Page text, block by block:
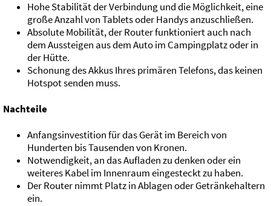
Hohe Stabilität der Verbindung und die Möglichkeit, eine
große Anzahl von Tablets oder Handys anzuschließen.
Absolute Mobilität, der Router funktioniert auch nach
dem Aussteigen aus dem Auto im Campingplatz oder in
der Hütte.
Schonung des Akkus Ihres primären Telefons, das keinen
Hotspot senden muss.
Nachteile
Anfangsinvestition für das Gerät im Bereich von
Hunderten bis Tausenden von Kronen.
Notwendigkeit, an das Aufladen zu denken oder ein
weiteres Kabel im Innenraum eingesteckt zu haben.
Der Router nimmt Platz in Ablagen oder Getränkehaltern
ein.